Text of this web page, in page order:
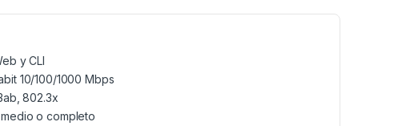
y CLI
10/100/1000 Mbps
802.3x
o completo